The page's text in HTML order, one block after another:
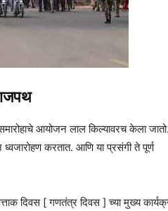
आयोजन लाल किल्यावरच केला जातो.
ध्वजारोहण करतात. आणि या प्रसंगी ते पूर्ण
दिवस [ गणतंत्र दिवस ] च्या मुख्य